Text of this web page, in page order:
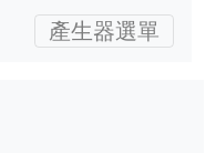
產生器選單